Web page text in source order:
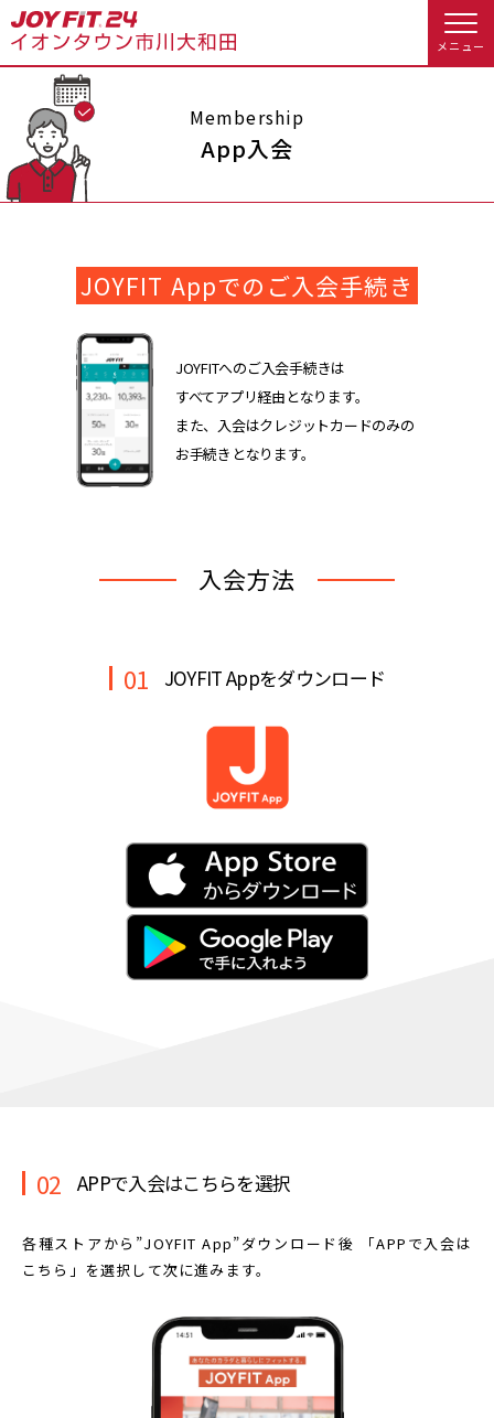
メニュー
店舗トップ
会員様へのお知らせ 予約する
休会お手続き
店舗情報・サービス
よくあるご質問 店舗へのお問い合わせ
入会のお手続きをする
入会するトップ
Appで入会手続き料金・サービス等詳しく見る
入会を悩まれている方へトップ
店舗情報・サービス
よくあるご質問 店舗へのお問い合わせ
JOYFIT総合トップ
Membership
App入会
JOYFIT Appでのご入会手続き
JOYFITへのご入会手続きは
すべてアプリ経由となります。
また、入会はクレジットカードのみの
お手続きとなります。
入会方法
01 JOYFIT Appをダウンロード
02 APPで入会はこちらを選択
各種ストアから”JOYFIT App”ダウンロード後
「APPで入会は
こちら」を選択して次に進みます。